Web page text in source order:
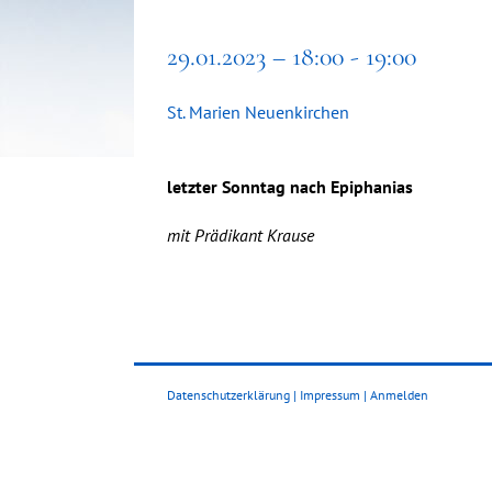
29.01.2023 – 18:00 - 19:00
St. Marien Neuenkirchen
letzter Sonntag nach Epiphanias
mit Prädikant Krause
Datenschutzerklärung | Impressum | Anmelden